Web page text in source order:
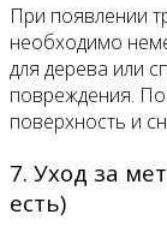
При появлении
необходимо
для дерева или
повреждения.
поверхность и
7. Уход за
есть)